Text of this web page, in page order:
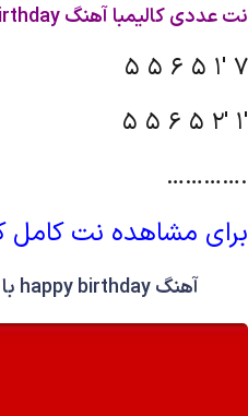
نت عددی کالیمباآهنگ happy birthday :
5 5 6 5 1′ 7
5 5 6 5 2′ 1′
………….
برای مشاهده نت کامل
آهنگ happy birthday با کالیمبا همراه نت کالیمبا